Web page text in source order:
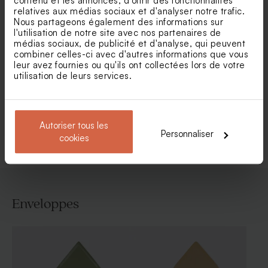
relatives aux médias sociaux et d'analyser notre trafic.
Nous partageons également des informations sur
l'utilisation de notre site avec nos partenaires de
médias sociaux, de publicité et d'analyse, qui peuvent
combiner celles-ci avec d'autres informations que vous
leur avez fournies ou qu'ils ont collectées lors de votre
utilisation de leurs services.
Autoriser tous les
cookies
Personnaliser
Faire part communion avec
photo en plexi
Carte communion aquarelle
vague bleue photos et
dorure
Voir toute la collection Faire-part
communion
Enveloppes